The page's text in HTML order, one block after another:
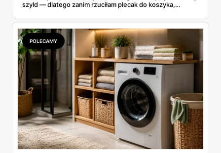
szyld — dlatego zanim rzuciłam plecak do koszyka,
rozpiska: co dokładnie sprzedaje Lidl, ile kosztują
odpowiedniki u producenta i komu ten zakup naprawdę
się opłaci.
POLECAMY